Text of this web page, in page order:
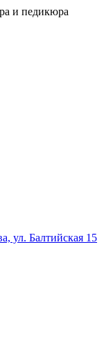
и педикюра
ул. Балтийская 15